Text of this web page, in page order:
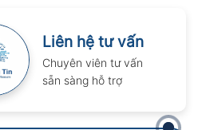
Liên hệ tư vấn
Chuyên viên tư vấn
sẵn sàng hỗ trợ